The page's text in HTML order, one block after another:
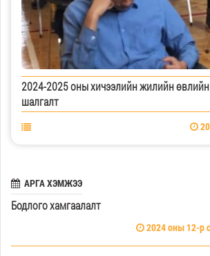
2024-2025 оны хичээлийн жилийн
шалгалт
АРГА ХЭМЖЭЭ
Бодлого хамгаалалт
2024 оны 12-р